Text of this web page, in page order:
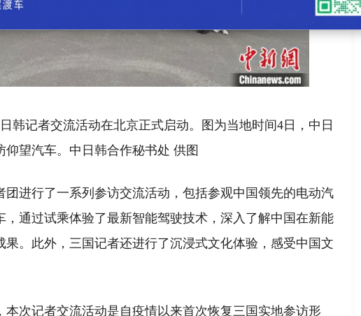
记者交流活动在北京正式启动。图为当地时间4日，中日
仰望汽车。中日韩合作秘书处 供图
进行了一系列参访交流活动，包括参观中国领先的电动汽
通过试乘体验了最新智能驾驶技术，深入了解中国在新能
果。此外，三国记者还进行了沉浸式文化体验，感受中国文
次记者交流活动是自疫情以来首次恢复三国实地参访形